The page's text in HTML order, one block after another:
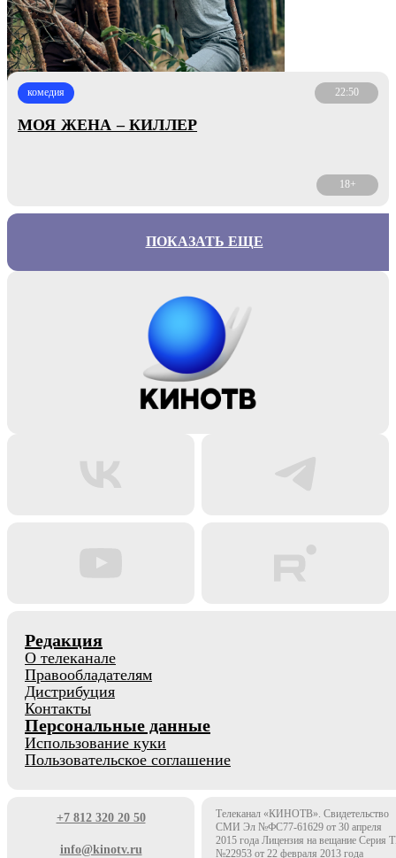
комедия 22:50
МОЯ ЖЕНА – КИЛЛЕР
18+
ПОКАЗАТЬ ЕЩЕ
Редакция
О телеканале
Правообладателям
Дистрибуция
Контакты
Персональные данные
Использование куки
Пользовательское соглашение
+7 812 320 20 50
info@kinotv.ru
Телеканал «КИНОТВ». Свидетельство
СМИ Эл №ФС77-61629 от 30 апреля
2015 года Лицензия на вещание Серия
№22953 от 22 февраля 2013 года